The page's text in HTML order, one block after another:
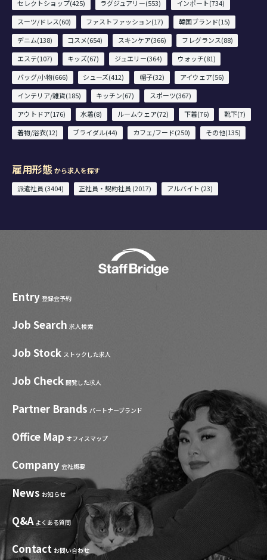
セレクトショップ(425)
ラグジュアリー(553)
インポート(734)
スーツ/ドレス(60)
ファストファッション(17)
韓国ブランド(15)
デニム(138)
コスメ(654) スキンケア(366)
フレグランス(88)
エステ(107)
キッズ(67) ジュエリー(364)
ウォッチ(81)
バッグ/小物(666)
シューズ(412) 帽子(32)
アイウェア(56)
インテリア/雑貨(185)
キッチン(67)
スポーツ(367)
アウトドア(176)
水着(8) ルームウェア(72) 下着(76)
靴下(7)
着物/浴衣(12)
ブライダル(44) カフェ/フード(250) その他(135)
雇用形態 から求人を探す
派遣社員 (3404)
正社員・契約社員 (2017) アルバイト (23)
Entry 登録会予約
Job Search 求人検索
Job Stock ストックした求人
Job Check 閲覧した求人
Partner Brands パートナーブランド
Office Map オフィスマップ
Company 会社概要
News お知らせ
Q&A よくある質問
Contact お問い合わせ